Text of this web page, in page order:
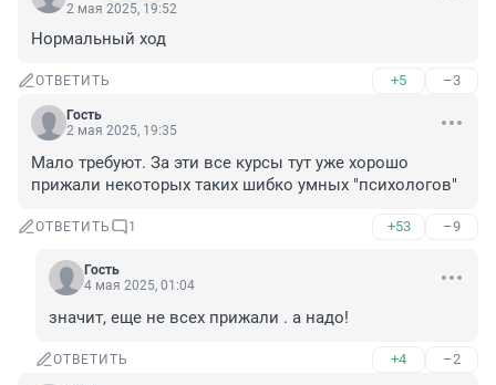
2 мая 2025, 19:52
Нормальный ход
ОТВЕТИТЬ +5 –3
Гость
2 мая 2025, 19:35
Мало требуют. За эти все курсы тут уже хорошо
прижали некоторых таких шибко умных "психологов"
ОТВЕТИТЬ 1 +53 –9
Гость
4 мая 2025, 01:04
значит, еще не всех прижали . а надо!
ОТВЕТИТЬ +4 –2